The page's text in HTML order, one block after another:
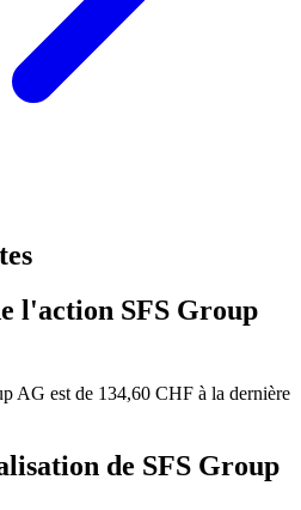
l'action SFS Group
AG est de 134,60 CHF à la dernière
de SFS Group